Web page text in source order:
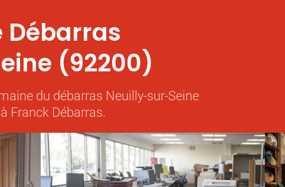
Débarras
(92200)
du débarras Neuilly-sur-Seine
Franck Débarras.